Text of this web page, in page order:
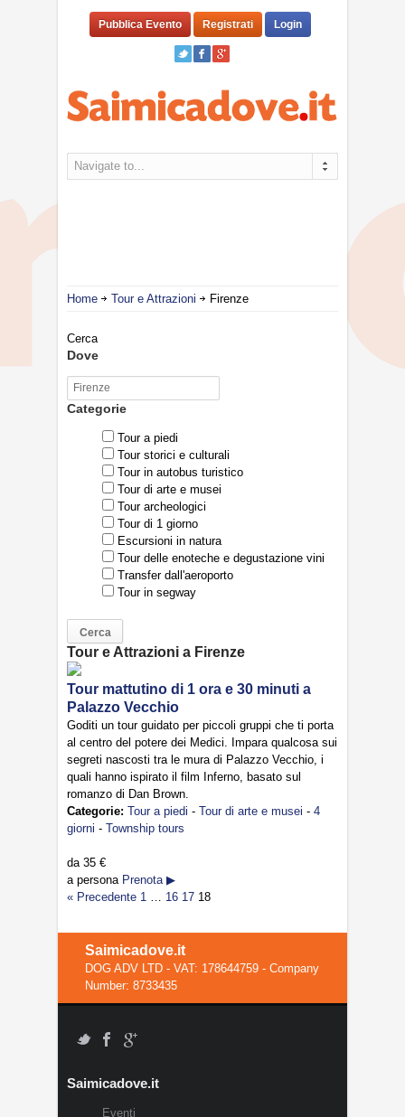
Pubblica Evento Registrati Login
Navigate to...
Home Tour e Attrazioni Firenze
Cerca
Dove
Categorie
Tour a piedi
Tour storici e culturali
Tour in autobus turistico
Tour di arte e musei
Tour archeologici
Tour di 1 giorno
Escursioni in natura
Tour delle enoteche e degustazione vini
Transfer dall'aeroporto
Tour in segway
Tour e Attrazioni a Firenze
Tour mattutino di 1 ora e 30 minuti a
Palazzo Vecchio
Goditi un tour guidato per piccoli gruppi che ti porta
al centro del potere dei Medici. Impara qualcosa sui
segreti nascosti tra le mura di Palazzo Vecchio, i
quali hanno ispirato il film Inferno, basato sul
romanzo di Dan Brown.
Categorie: Tour a piedi - Tour di arte e musei - 4
giorni - Township tours
da 35 €
a persona Prenota ▶
« Precedente 1 16 17 18
Saimicadove.it
DOG ADV LTD - VAT: 178644759 - Company
Number: 8733435
Saimicadove.it
Eventi